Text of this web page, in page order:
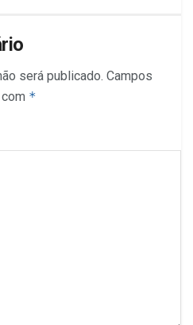
será publicado. Campos
*